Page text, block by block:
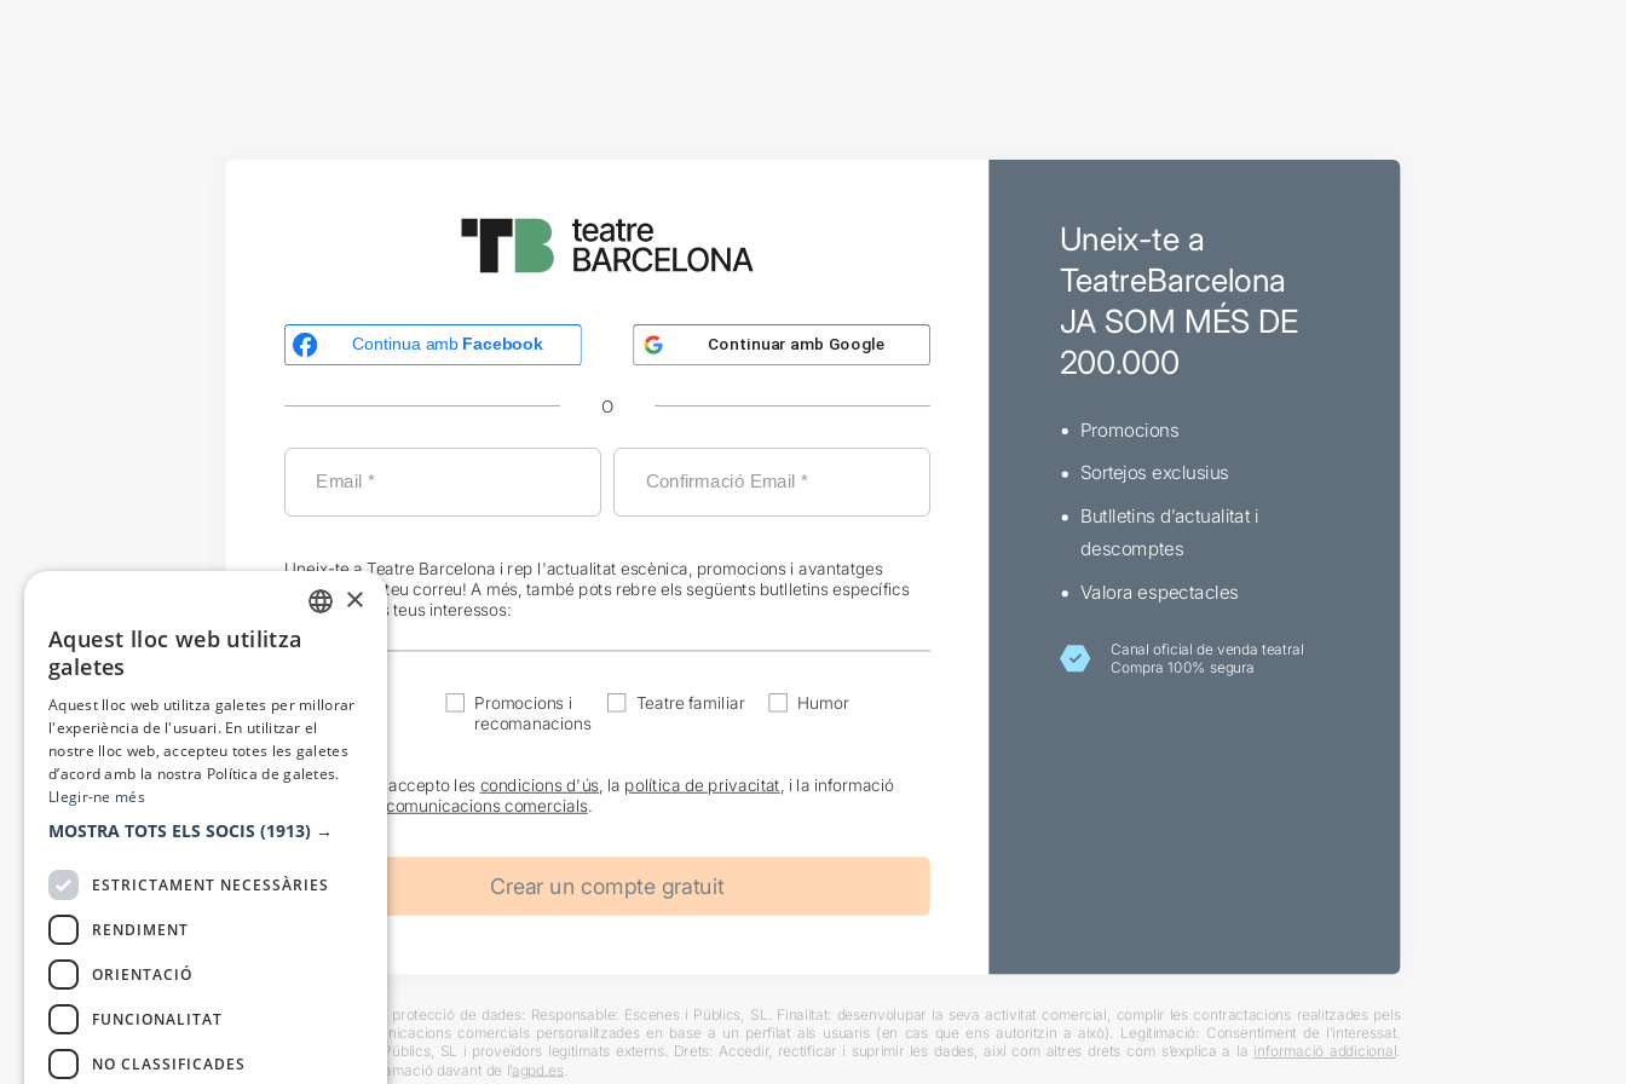
Continua amb Facebook Continuar amb Google
O
Uneix-te a Teatre Barcelona i rep l'actualitat escènica, promocions i avantatges
exclusives al teu correu! A més, també pots rebre els següents butlletins específics
en funció dels teus interessos:
Actualitat
Promocions i
recomanacions
Teatre familiar Humor
He llegit i accepto les condicions d'ús , la política de privacitat , i la informació
comunicacions comercials.
Uneix-te a
TeatreBarcelona
JA SOM MÉS DE
200.000
Promocions
Sortejos exclusius
Butlletins d’actualitat i
descomptes
Valora espectacles
Canal oficial de venda teatral
Compra 100% segura
Informació bàsica sobre protecció de dades: Responsable: Escenes i Públics, SL. Finalitat: desenvolupar la seva activitat comercial, complir les contractacions realitzades pels
usuaris i trametre comunicacions comercials personalitzades en base a un perfilat als usuaris (en cas que ens autoritzin a això). Legitimació: Consentiment de l’interessat.
Destinataris: Escenes i Públics, SL i proveïdors legitimats externs. Drets: Accedir, rectificar i suprimir les dades, així com altres drets com s’explica a la informació addicional
També es pot instar reclamació davant de l’agpd.es
×
Aquest lloc web utilitza
galetes
Aquest lloc web utilitza galetes per millorar
l'experiència de l'usuari. En utilitzar el
nostre lloc web, accepteu totes les galetes
d’acord amb la nostra Política de galetes.
Llegir-ne més
MOSTRA TOTS ELS SOCIS (1913) →
ESTRICTAMENT NECESSÀRIES
RENDIMENT
ORIENTACIÓ
FUNCIONALITAT
NO CLASSIFICADES